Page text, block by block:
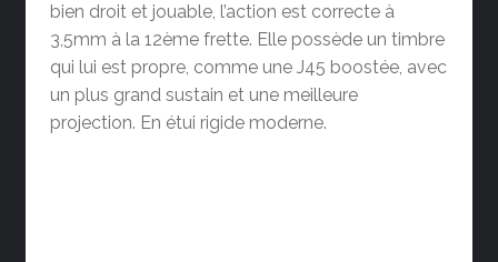
bien droit et jouable, l’action est correcte à
3,5mm à la 12ème frette. Elle possède un timbre
qui lui est propre, comme une J45 boostée, avec
un plus grand sustain et une meilleure
projection. En étui rigide moderne.